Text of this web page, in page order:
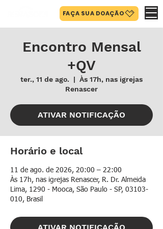
FAÇA SUA DOAÇÃO
Encontro Mensal
+QV
ter., 11 de ago.
  |
Às 17h, nas igrejas
Renascer
ATIVAR NOTIFICAÇÃO
Horário e local
11 de ago. de 2026, 20:00 – 22:00
Às 17h, nas igrejas Renascer, R. Dr. Almeida
Lima, 1290 - Mooca, São Paulo - SP, 03103-
010, Brasil